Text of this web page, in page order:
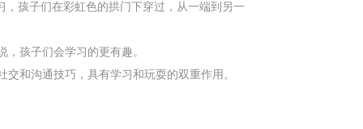
孩子们在彩虹色的拱门下穿过，从一端到另一
孩子们会学习的更有趣。
和沟通技巧，具有学习和玩耍的双重作用。